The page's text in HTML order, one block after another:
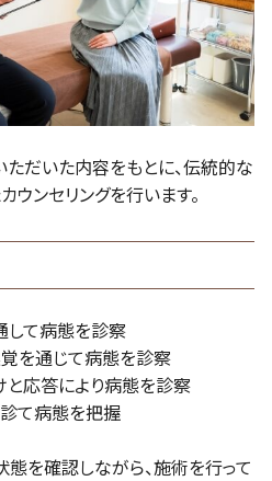
ただいた内容をもとに、伝統的な
ンセリングを行います。
て病態を診察
を通じて病態を診察
応答により病態を診察
て病態を把握
を確認しながら、施術を行って